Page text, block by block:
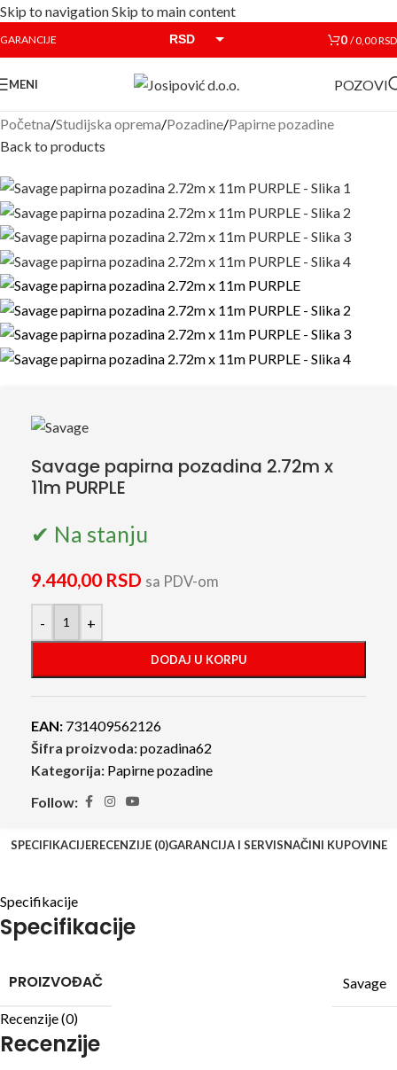
Skip to navigationSkip to main content
GARANCIJE RSD 0 /0,00RSD
MENI POZOVI
Početna/Studijska oprema/Pozadine/Papirne pozadine
Back to products
Savage papirna pozadina 2.72m x
11m PURPLE
✔ Na stanju
9.440,00 RSD sa PDV-om
- +
DODAJ U KORPU
EAN: 731409562126
Šifra proizvoda:pozadina62
Kategorija: Papirne pozadine
Follow:
SPECIFIKACIJERECENZIJE (0)GARANCIJA I SERVISNAČINI KUPOVINE
Specifikacije
Specifikacije
PROIZVOĐAČ Savage
Recenzije (0)
Recenzije